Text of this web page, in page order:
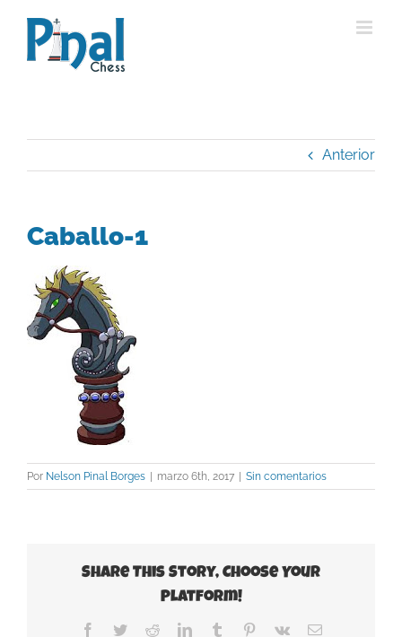
contenido
Anterior
Caballo-1
Por Nelson Pinal Borges | marzo 6th, 2017 | Sin comentarios
Share This Story, Choose Your
Platform!
Facebook
TwitterRedditLinkedInTumblr Pinterest
Vk
Correo